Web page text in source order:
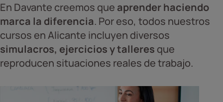
En Davante creemos que aprender haciendo
marca la diferencia. Por eso, todos nuestros
cursos en Alicante incluyen diversos
simulacros, ejercicios y talleres que
reproducen situaciones reales de trabajo.